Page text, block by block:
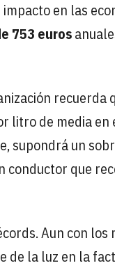
en las
753 euros
recuerda
litro de media en
supondrá un
conductor que
Aun con los
de la luz en la